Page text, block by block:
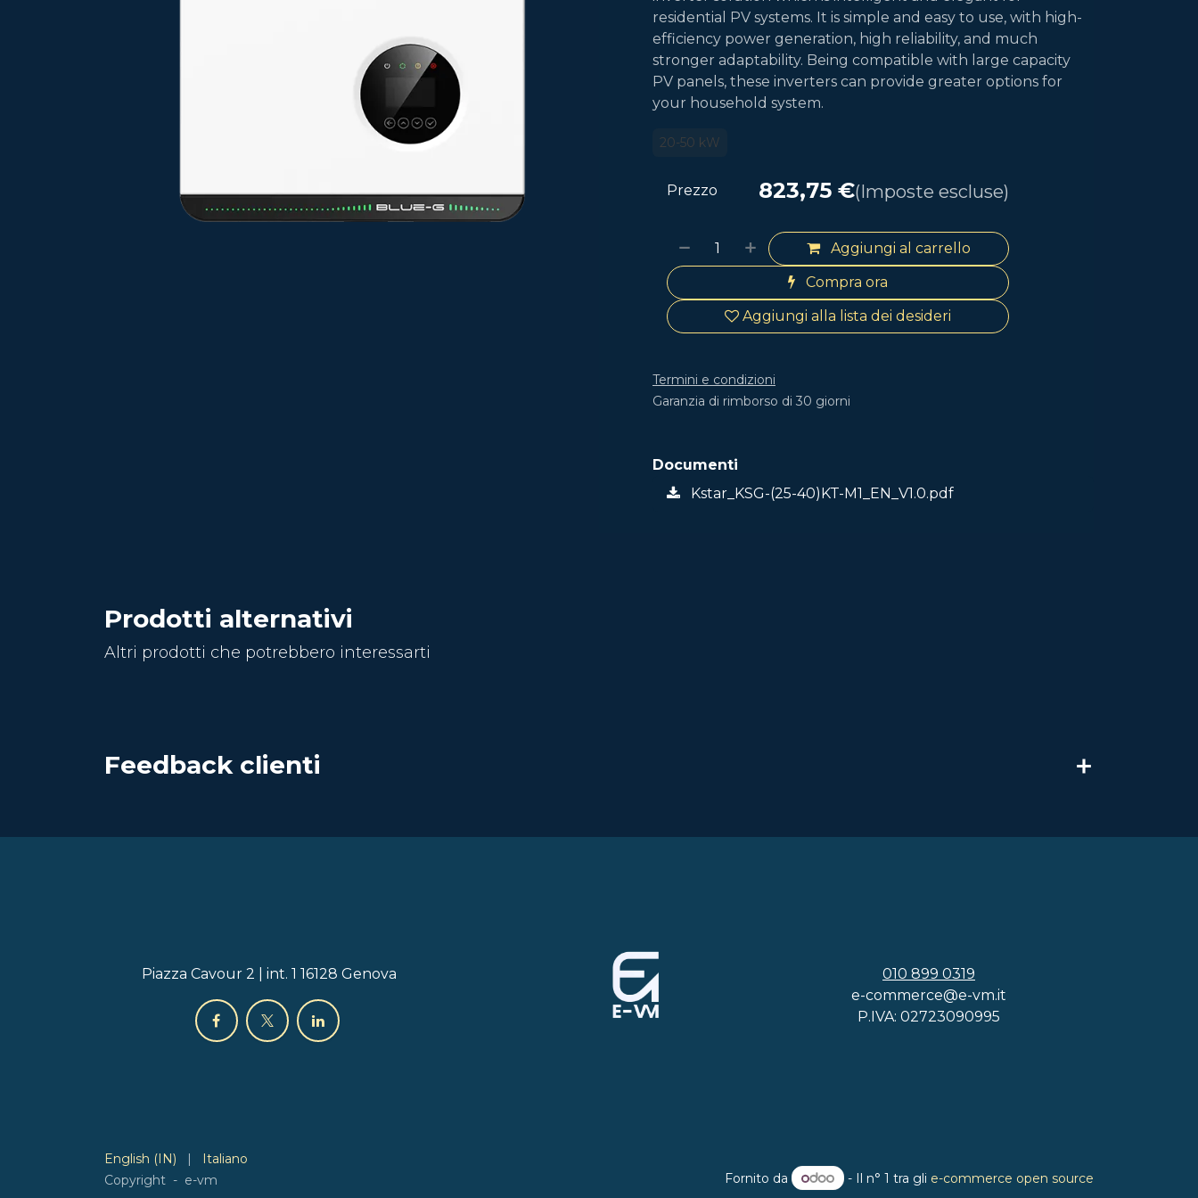
residential PV systems. It is simple and easy to use, with high-
efficiency power generation, high reliability, and much
stronger adaptability. Being compatible with large capacity
PV panels, these inverters can provide greater options for
your household system.
20-50 kW
Aggiungi al carrello
Compra ora
Aggiungi alla lista dei desideri
Prezzo 823,75 €(Imposte escluse)
Termini e condizioni
Garanzia di rimborso di 30 giorni
Documenti
Kstar_KSG-(25-40)KT-M1_EN_V1.0.pdf
Prodotti alternativi
Altri prodotti che potrebbero interessarti
Feedback clienti
010 899 0319
e-commerce@e-vm.it
P.IVA: 02723090995
Piazza Cavour 2 | int. 1 16128 Genova
Copyright - e-vm
English (IN) |
Italiano
Fornito da
- Il n° 1 tra gli e-commerce open source